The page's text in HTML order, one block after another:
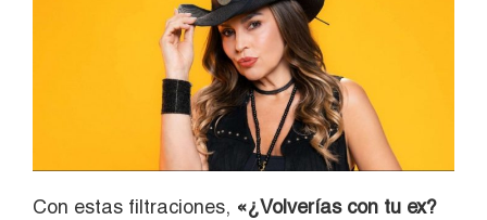
Con estas filtraciones, «¿Volverías con tu ex?